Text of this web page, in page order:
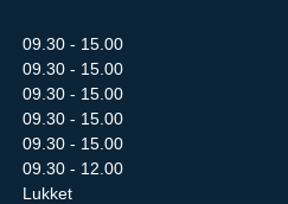
09.30 - 15.00
09.30 - 15.00
09.30 - 15.00
09.30 - 15.00
09.30 - 15.00
09.30 - 12.00
Lukket